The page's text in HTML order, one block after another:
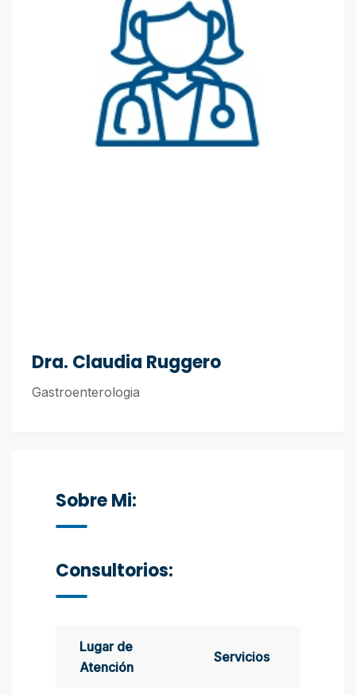
Dra. Claudia Ruggero
Gastroenterologia
Sobre Mi:
Consultorios:
Lugar de
Atención
Servicios